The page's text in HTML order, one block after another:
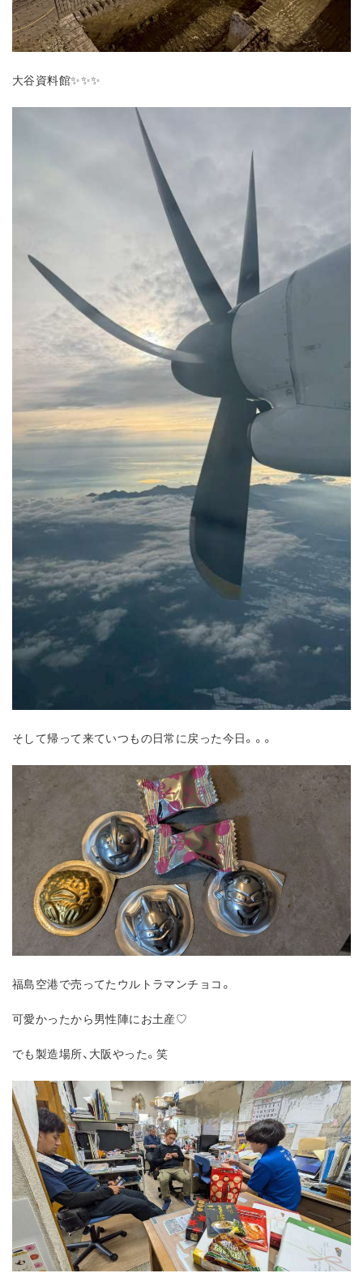
大谷資料館✨✨✨
そして帰って来ていつもの日常に戻った今日。。。
福島空港で売ってたウルトラマンチョコ。
可愛かったから男性陣にお土産♡
でも製造場所、大阪やった。笑